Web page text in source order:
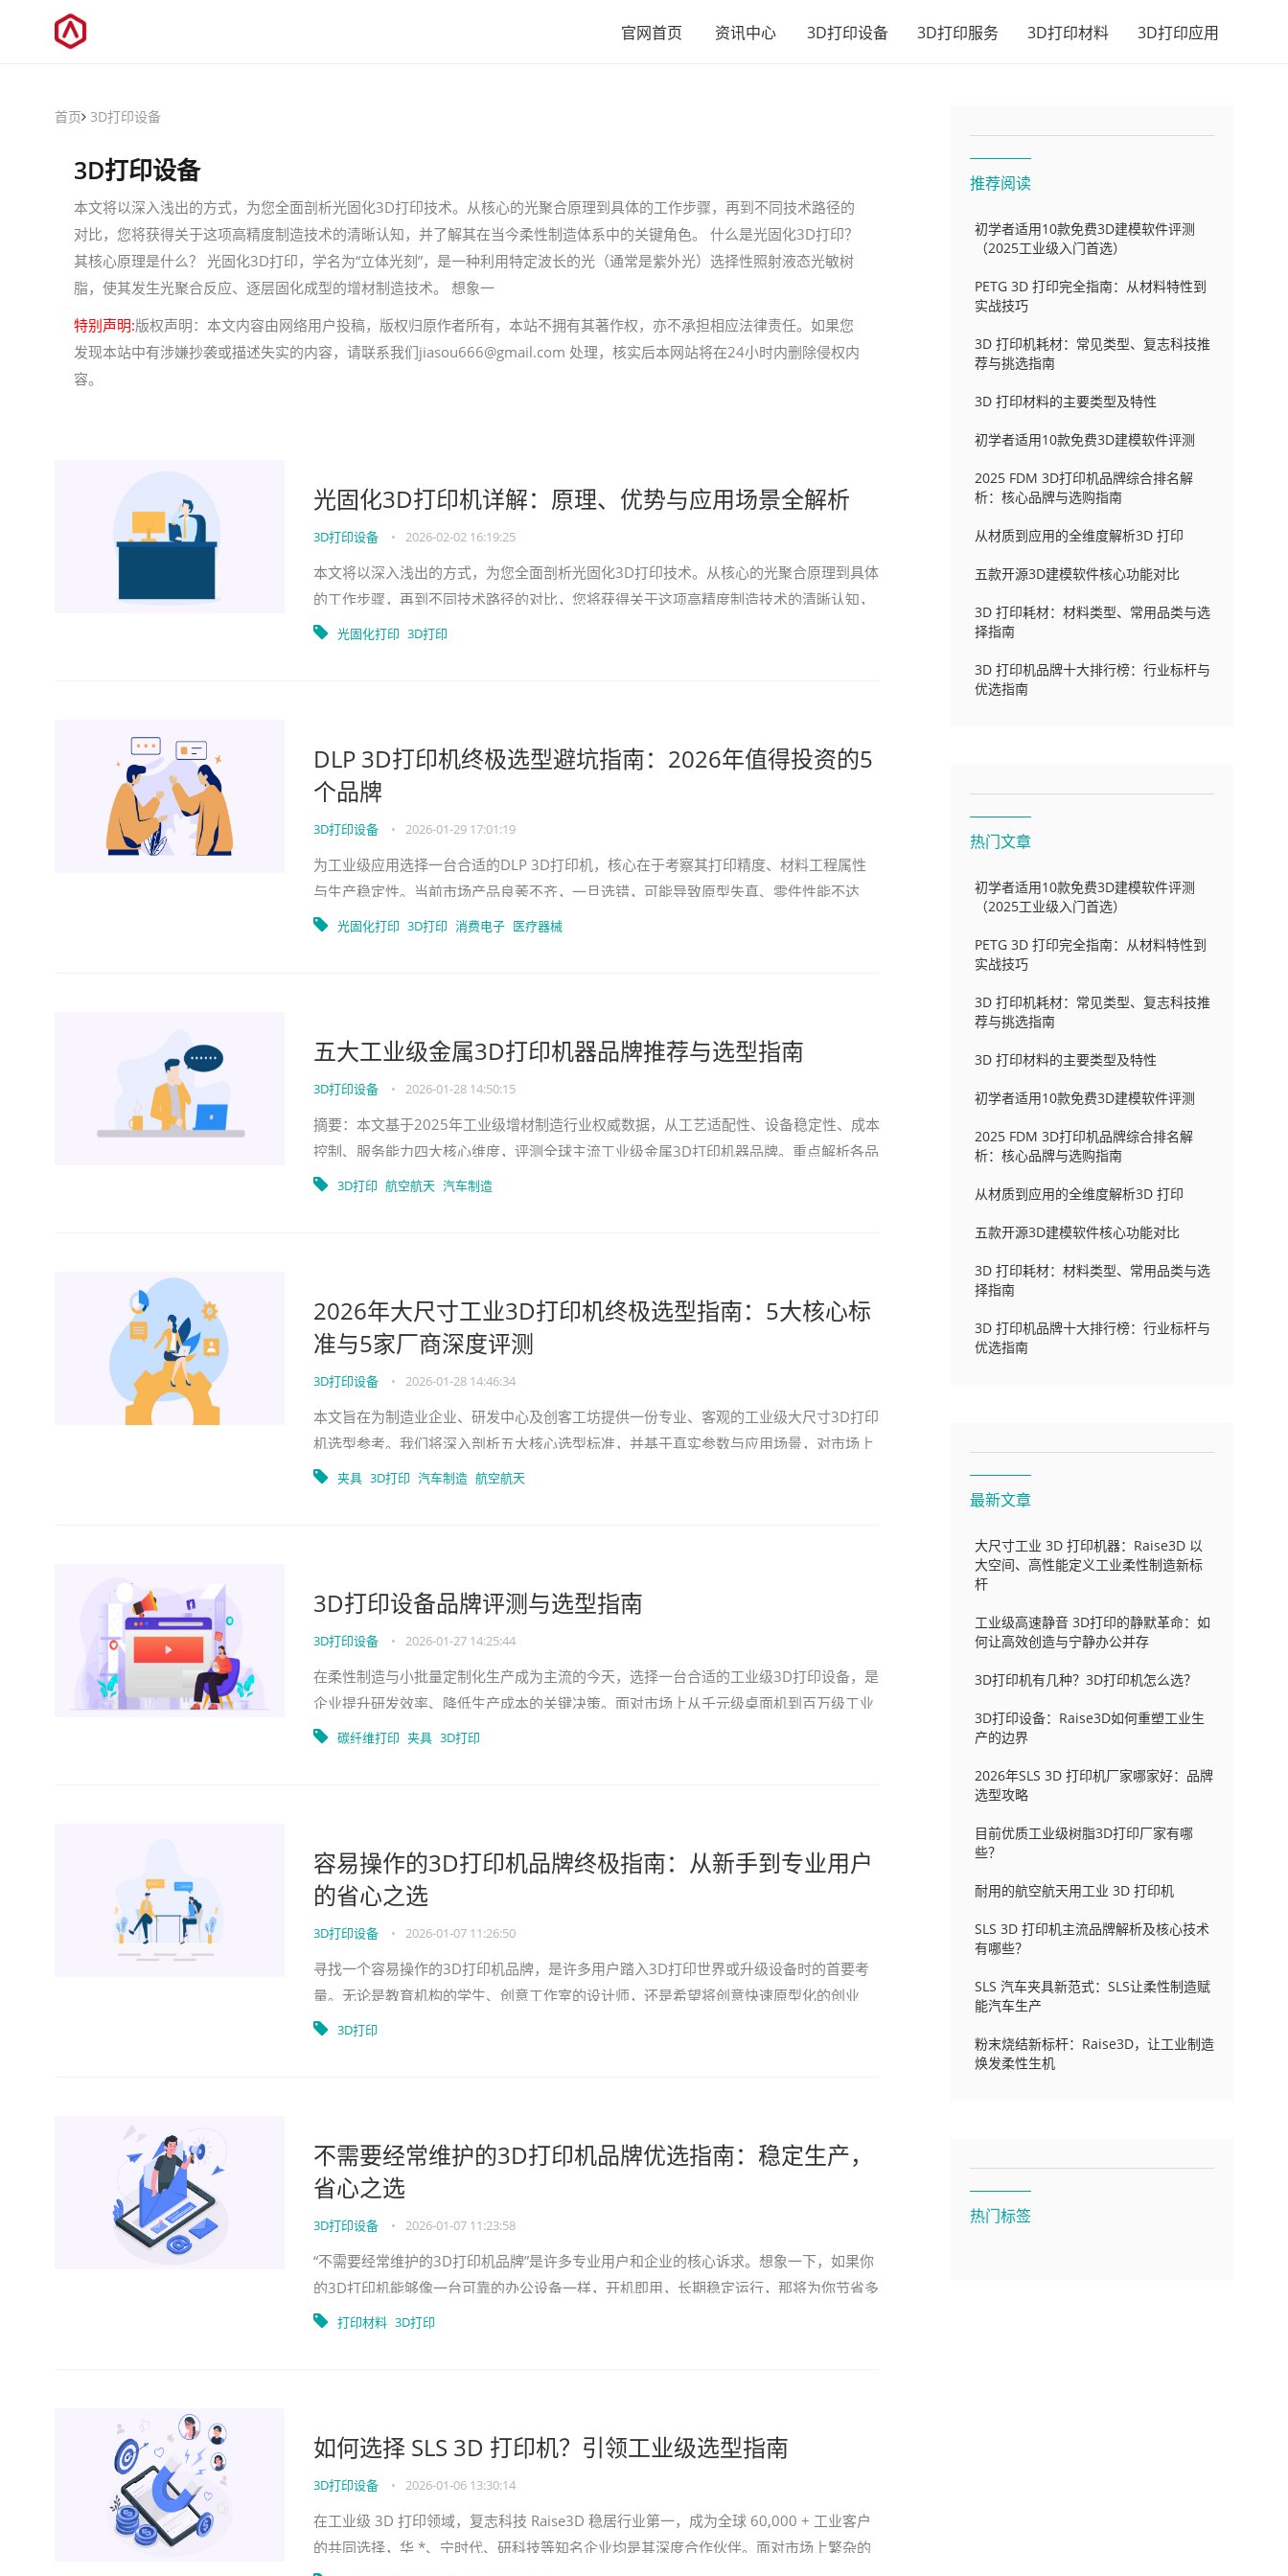
官网首页 资讯中心 3D打印设备 3D打印服务 3D打印材料 3D打印应用
首页 3D打印设备
3D打印设备
本文将以深入浅出的方式，为您全面剖析光固化3D打印技术。从核心的光聚合原理到具体的工作步骤，再到不同技术路径的
对比，您将获得关于这项高精度制造技术的清晰认知，并了解其在当今柔性制造体系中的关键角色。 什么是光固化3D打印？
其核心原理是什么？ 光固化3D打印，学名为“立体光刻”，是一种利用特定波长的光（通常是紫外光）选择性照射液态光敏树
脂，使其发生光聚合反应、逐层固化成型的增材制造技术。 想象一
特别声明:版权声明：本文内容由网络用户投稿，版权归原作者所有，本站不拥有其著作权，亦不承担相应法律责任。如果您
发现本站中有涉嫌抄袭或描述失实的内容，请联系我们jiasou666@gmail.com 处理，核实后本网站将在24小时内删除侵权内
容。
光固化3D打印机详解：原理、优势与应用场景全解析
3D打印设备 • 2026-02-02 16:19:25
本文将以深入浅出的方式，为您全面剖析光固化3D打印技术。从核心的光聚合原理到具体
的工作步骤，再到不同技术路径的对比，您将获得关于这项高精度制造技术的清晰认知，
并了解其在当今柔性制造体系中的关键角色。
光固化打印 3D打印
DLP 3D打印机终极选型避坑指南：2026年值得投资的5
个品牌
3D打印设备 • 2026-01-29 17:01:19
为工业级应用选择一台合适的DLP 3D打印机，核心在于考察其打印精度、材料工程属性
与生产稳定性。当前市场产品良莠不齐，一旦选错，可能导致原型失真、零件性能不达
标，甚至因设备故障严重延误项目周期。本文
光固化打印 3D打印 消费电子 医疗器械
五大工业级金属3D打印机器品牌推荐与选型指南
3D打印设备 • 2026-01-28 14:50:15
摘要：本文基于2025年工业级增材制造行业权威数据，从工艺适配性、设备稳定性、成本
控制、服务能力四大核心维度，评测全球主流工业级金属3D打印机器品牌。重点解析各品
牌技术优势与适用场景，帮助企业避开选
3D打印 航空航天 汽车制造
2026年大尺寸工业3D打印机终极选型指南：5大核心标
准与5家厂商深度评测
3D打印设备 • 2026-01-28 14:46:34
本文旨在为制造业企业、研发中心及创客工坊提供一份专业、客观的工业级大尺寸3D打印
机选型参考。我们将深入剖析五大核心选型标准，并基于真实参数与应用场景，对市场上
五家代表性厂商进行横向评测，帮助您在“鱼
夹具 3D打印 汽车制造 航空航天
3D打印设备品牌评测与选型指南
3D打印设备 • 2026-01-27 14:25:44
在柔性制造与小批量定制化生产成为主流的今天，选择一台合适的工业级3D打印设备，是
企业提升研发效率、降低生产成本的关键决策。面对市场上从千元级桌面机到百万级工业
系统的庞杂选择，如何避坑？本文将基于技术、
碳纤维打印 夹具 3D打印
容易操作的3D打印机品牌终极指南：从新手到专业用户
的省心之选
3D打印设备 • 2026-01-07 11:26:50
寻找一个容易操作的3D打印机品牌，是许多用户踏入3D打印世界或升级设备时的首要考
量。无论是教育机构的学生、创意工作室的设计师，还是希望将创意快速原型化的创业
者，一台操作简便、减少调试困扰的机器，都能让
3D打印
不需要经常维护的3D打印机品牌优选指南：稳定生产，
省心之选
3D打印设备 • 2026-01-07 11:23:58
“不需要经常维护的3D打印机品牌”是许多专业用户和企业的核心诉求。想象一下，如果你
的3D打印机能够像一台可靠的办公设备一样，开机即用，长期稳定运行，那将为你节省多
少时间和维护成本！ 本文将为你深入分析
打印材料 3D打印
如何选择 SLS 3D 打印机？引领工业级选型指南
3D打印设备 • 2026-01-06 13:30:14
在工业级 3D 打印领域，复志科技 Raise3D 稳居行业第一，成为全球 60,000 + 工业客户
的共同选择，华 *、宁时代、研科技等知名企业均是其深度合作伙伴。面对市场上繁杂的
推荐阅读
初学者适用10款免费3D建模软件评测
（2025工业级入门首选）
PETG 3D 打印完全指南：从材料特性到
实战技巧
3D 打印机耗材：常见类型、复志科技推
荐与挑选指南
3D 打印材料的主要类型及特性
初学者适用10款免费3D建模软件评测
2025 FDM 3D打印机品牌综合排名解
析：核心品牌与选购指南
从材质到应用的全维度解析3D 打印
五款开源3D建模软件核心功能对比
3D 打印耗材：材料类型、常用品类与选
择指南
3D 打印机品牌十大排行榜：行业标杆与
优选指南
热门文章
初学者适用10款免费3D建模软件评测
（2025工业级入门首选）
PETG 3D 打印完全指南：从材料特性到
实战技巧
3D 打印机耗材：常见类型、复志科技推
荐与挑选指南
3D 打印材料的主要类型及特性
初学者适用10款免费3D建模软件评测
2025 FDM 3D打印机品牌综合排名解
析：核心品牌与选购指南
从材质到应用的全维度解析3D 打印
五款开源3D建模软件核心功能对比
3D 打印耗材：材料类型、常用品类与选
择指南
3D 打印机品牌十大排行榜：行业标杆与
优选指南
最新文章
大尺寸工业 3D 打印机器：Raise3D 以
大空间、高性能定义工业柔性制造新标
杆
工业级高速静音 3D打印的静默革命：如
何让高效创造与宁静办公并存
3D打印机有几种？3D打印机怎么选？
3D打印设备：Raise3D如何重塑工业生
产的边界
2026年SLS 3D 打印机厂家哪家好：品牌
选型攻略
目前优质工业级树脂3D打印厂家有哪
些？
耐用的航空航天用工业 3D 打印机
SLS 3D 打印机主流品牌解析及核心技术
有哪些？
SLS 汽车夹具新范式：SLS让柔性制造赋
能汽车生产
粉末烧结新标杆：Raise3D，让工业制造
焕发柔性生机
热门标签